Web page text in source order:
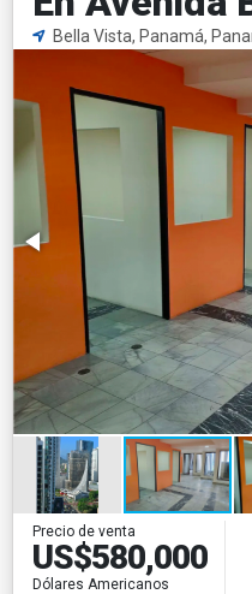
Bella Vista, Panamá,
Precio de venta
US$580,000
Dólares Americanos